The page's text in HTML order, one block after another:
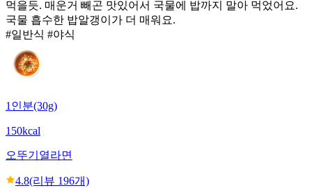
먹을듯. 매운거 빼곤 맛있어서 국물에 밥까지 말아 먹었어요.
국물 흡수한 밥알갱이가 더 매워요.
#일반식 #야식
1인분(30g)
150kcal
오뚜기 열라면
4.8(리뷰 196개)